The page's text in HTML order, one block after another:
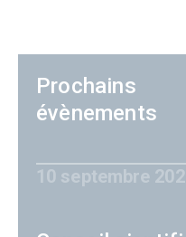
Prochains
évènements
10 septembre